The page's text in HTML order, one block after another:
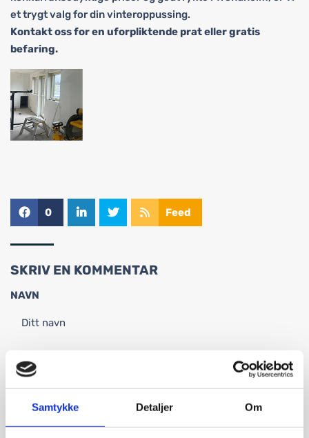
Samtykke Detaljer Om
et trygt valg for din vinteroppussing.
Kontakt oss for en uforpliktende prat eller gratis
befaring.
0 Feed
SKRIV EN KOMMENTAR
NAVN